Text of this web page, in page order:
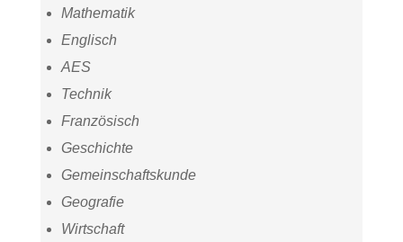
Mathematik
Englisch
AES
Technik
Französisch
Geschichte
Gemeinschaftskunde
Geografie
Wirtschaft